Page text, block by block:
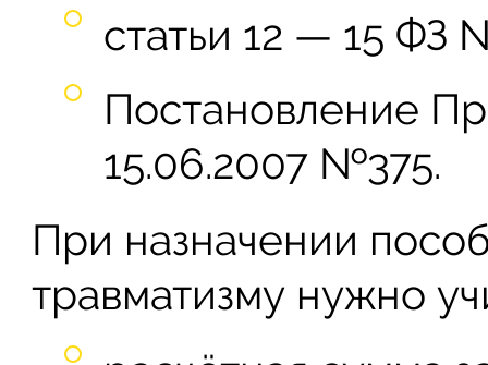
статьи 12 — 15 ФЗ
Постановление
15.06.2007 №375.
При назначении
травматизму нужно